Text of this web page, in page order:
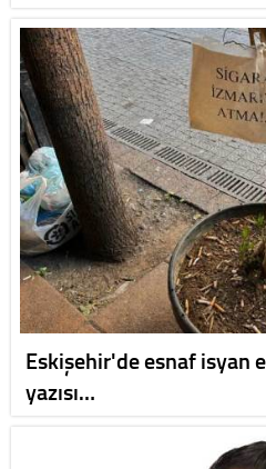
Eskişehir'de esnaf isyan
yazısı…